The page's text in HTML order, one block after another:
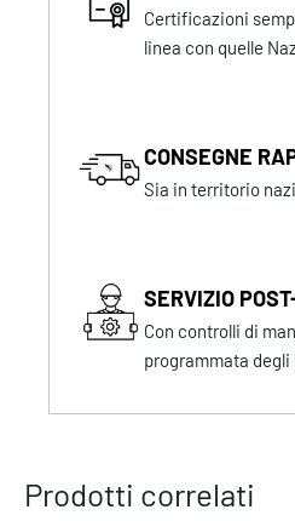
Certificazioni
linea con quelle
CONSEGNE
Sia in territorio
SERVIZIO
Con controlli di
programmata
Prodotti correlati